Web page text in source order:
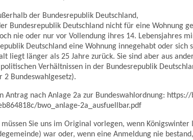
der Bundesrepublik Deutschland,
Bundesrepublik Deutschland nicht für eine Wohnung
nie oder nur vor Vollendung ihres 14. Lebensjahres
Deutschland eine Wohnung innegehabt oder
liegt länger als 25 Jahre zurück. Sie sind aber aus
Verhältnissen in der Bundesrepublik
2 Bundeswahlgesetz).
Antrag nach Anlage 2a zur Bundeswahlordnung:
bwo_anlage-2a_ausfuellbar.pdf
Sie uns im Original vorlegen, wenn
war oder, wenn eine Anmeldung nie